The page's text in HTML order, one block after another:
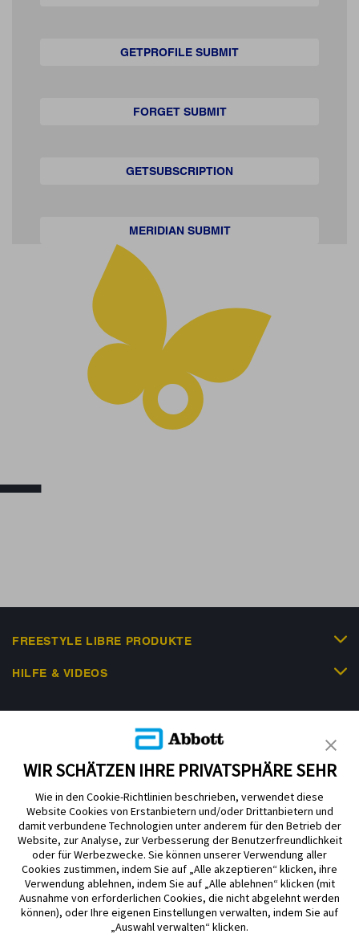
GETPROFILE SUBMIT
FORGET SUBMIT
GETSUBSCRIPTION
MERIDIAN SUBMIT
FREESTYLE LIBRE PRODUKTE
HILFE & VIDEOS
Impressum Nutzungsbedingungen
Datenschutzerklärung
Cookie Richtlinie
Barrierefreiheitserklärung
Mitteilung zur Datenverordnung
Cookie-Präferenzen
Copyright © 2026 Abbott. Alle Rechte vorbehalten. Libre, das
WIR SCHÄTZEN IHRE PRIVATSPHÄRE SEHR
Wie in den Cookie-Richtlinien beschrieben, verwendet diese
Website Cookies von Erstanbietern und/oder Drittanbietern und
damit verbundene Technologien unter anderem für den Betrieb der
Website, zur Analyse, zur Verbesserung der Benutzerfreundlichkeit
oder für Werbezwecke. Sie können unserer Verwendung aller
Cookies zustimmen, indem Sie auf „Alle akzeptieren“ klicken, ihre
Verwendung ablehnen, indem Sie auf „Alle ablehnen“ klicken (mit
Ausnahme von erforderlichen Cookies, die nicht abgelehnt werden
können), oder Ihre eigenen Einstellungen verwalten, indem Sie auf
„Auswahl verwalten“ klicken.